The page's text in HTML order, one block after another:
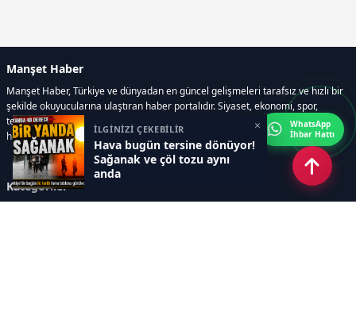
İLGİNİZİ ÇEKEBİLİR
Hava bugün tersine dönüyor!
Sağanak ve çöl tozu aynı
anda
×
Manşet Haber
Manşet Haber, Türkiye ve dünyadan en güncel gelişmeleri tarafsız ve hızlı bir
şekilde okuyucularına ulaştıran haber portalıdır. Siyaset, ekonomi, spor,
teknoloji, kültür-sanat ve yaşam kategorilerinde doğru, güvenilir ve anlık
haberler sunar.
Kategoriler
WhatsApp
İhbar Hattı